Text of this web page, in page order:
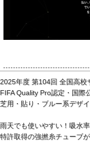
2025年度 第104回 全国高
FIFA Quality Pro認定・国際
芝用・貼り・ブルー系デザ
雨天でも使いやすい！吸水
特許取得の強撚糸チューブ